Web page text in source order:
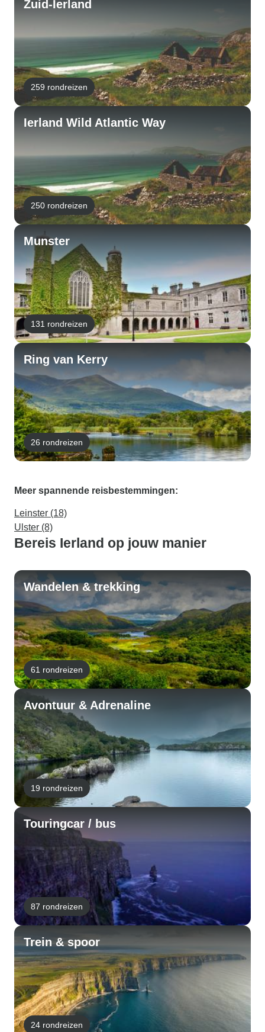
Zuid-Ierland
259 rondreizen
Ierland Wild Atlantic Way
250 rondreizen
Munster
131 rondreizen
Ring van Kerry
26 rondreizen
Meer spannende reisbestemmingen:
Leinster (18)
Ulster (8)
Bereis Ierland op jouw manier
Wandelen & trekking
61 rondreizen
Avontuur & Adrenaline
19 rondreizen
Touringcar / bus
87 rondreizen
Trein & spoor
24 rondreizen